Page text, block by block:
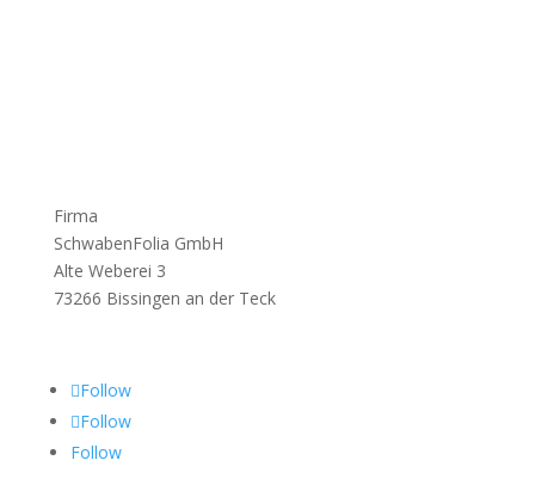
Firma
SchwabenFolia GmbH
Alte Weberei 3
73266 Bissingen an der Teck
Follow
Follow
Follow